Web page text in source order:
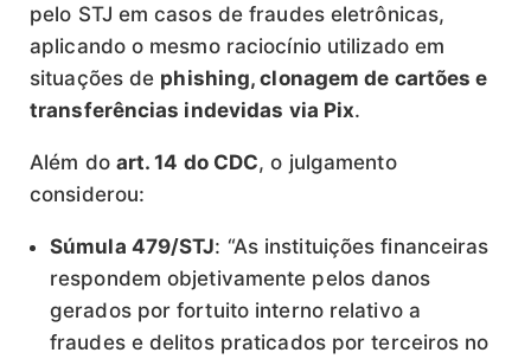
pelo STJ em casos de fraudes eletrônicas,
aplicando o mesmo raciocínio utilizado em
situações de phishing, clonagem de cartões e
transferências indevidas via Pix.
Além do art. 14 do CDC, o julgamento
considerou:
Súmula 479/STJ: “As instituições financeiras
respondem objetivamente pelos danos
gerados por fortuito interno relativo a
fraudes e delitos praticados por terceiros no